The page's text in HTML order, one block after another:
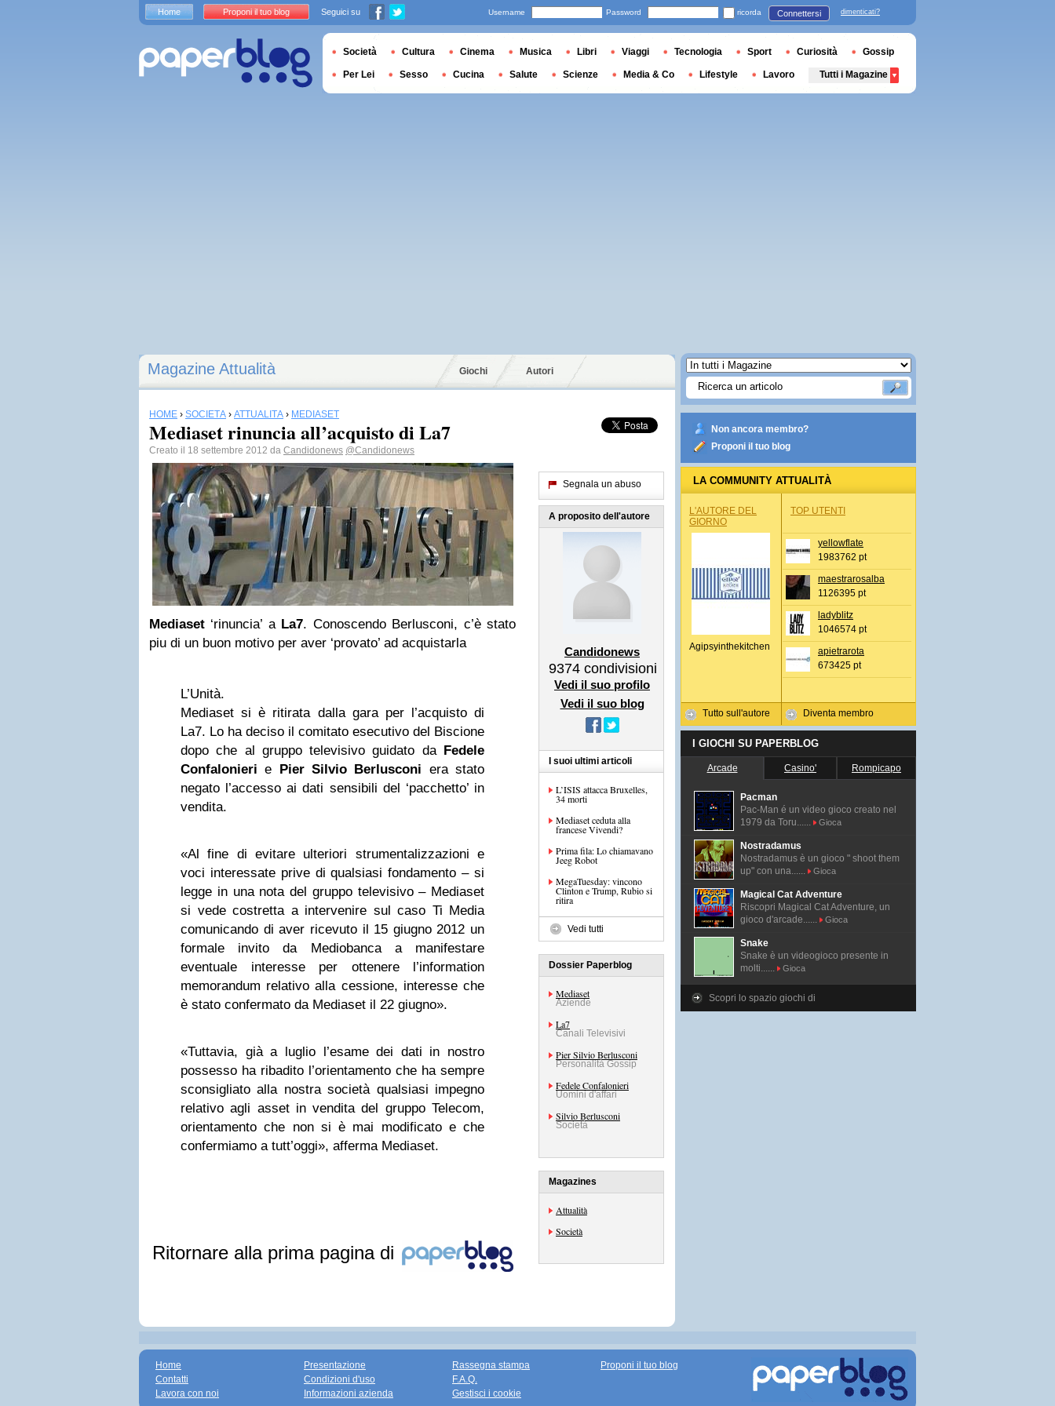
Magazine Attualità Giochi Autori
HOME › SOCIETÀ › ATTUALITÀ › MEDIASET
Mediaset rinuncia all’acquisto di La7
Creato il 18 settembre 2012 da Candidonews @Candidonews
Mediaset ‘rinuncia’ a La7. Conoscendo Berlusconi, c’è stato
piu di un buon motivo per aver ‘provato’ ad acquistarla
L’Unità.
Mediaset si è ritirata dalla gara per l’acquisto di
La7. Lo ha deciso il comitato esecutivo del Biscione
dopo che al gruppo televisivo guidato da Fedele
Confalonieri e Pier Silvio Berlusconi era stato
negato l’accesso ai dati sensibili del ‘pacchetto’ in
vendita.
«Al fine di evitare ulteriori strumentalizzazioni e
voci interessate prive di qualsiasi fondamento – si
legge in una nota del gruppo televisivo – Mediaset
si vede costretta a intervenire sul caso Ti Media
comunicando di aver ricevuto il 15 giugno 2012 un
formale invito da Mediobanca a manifestare
eventuale interesse per ottenere l’information
memorandum relativo alla cessione, interesse che
è stato confermato da Mediaset il 22 giugno».
«Tuttavia, già a luglio l’esame dei dati in nostro
possesso ha ribadito l’orientamento che ha sempre
sconsigliato alla nostra società qualsiasi impegno
relativo agli asset in vendita del gruppo Telecom,
orientamento che non si è mai modificato e che
confermiamo a tutt’oggi», afferma Mediaset.
Ritornare alla prima pagina di
Segnala un abuso
A proposito dell'autore
Candidonews
9374 condivisioni
Vedi il suo profilo
Vedi il suo blog
I suoi ultimi articoli
L’ISIS attacca Bruxelles,
34 morti
Mediaset ceduta alla
francese Vivendi?
Prima fila: Lo chiamavano
Jeeg Robot
MegaTuesday: vincono
Clinton e Trump, Rubio si
ritira
Vedi tutti
Dossier Paperblog
Mediaset
Aziende
La7
Canali Televisivi
Pier Silvio Berlusconi
Personalità Gossip
Fedele Confalonieri
Uomini d'affari
Silvio Berlusconi
Società
Magazines
Attualità
Società
Non ancora membro?
Proponi il tuo blog
LA COMMUNITY ATTUALITÀ
L'AUTORE DEL
GIORNO
Agipsyinthekitchen
Tutto sull'autore
TOP UTENTI
yellowflate
1983762 pt
maestrarosalba
1126395 pt
ladyblitz
1046574 pt
apietrarota
673425 pt
Diventa membro
I GIOCHI SU PAPERBLOG
Arcade Casino' Rompicapo
Pacman
Pac-Man é un video gioco creato nel
1979 da Toru......
Gioca
Nostradamus
Nostradamus è un gioco " shoot them
up" con una......
Gioca
Magical Cat Adventure
Riscopri Magical Cat Adventure, un
gioco d'arcade......
Gioca
Snake
Snake è un videogioco presente in
molti......
Gioca
Scopri lo spazio giochi di
Home Proponi il tuo blog Seguici su Username Password ricorda Connettersi dimenticati?
Società Cultura Cinema Musica Libri Viaggi Tecnologia Sport Curiosità Gossip
Per Lei Sesso Cucina Salute Scienze Media & Co Lifestyle Lavoro Tutti i Magazine
Home
Contatti
Lavora con noi
Presentazione
Condizioni d'uso
Informazioni azienda
Rassegna stampa
F.A.Q.
Gestisci i cookie
Proponi il tuo blog